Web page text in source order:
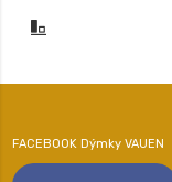
FACEBOOK Dýmky VAUEN